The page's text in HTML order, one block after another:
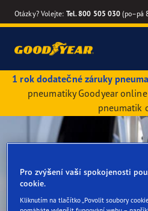
Otázky? Volejte: Tel. 800 505 030 (po–pá
1 rok dodatečné záruky
pneumatiky Goodyear
pneumatik
Pro zvýšení vaší spokojenosti
cookie.
Kliknutím na tlačítko „Povolit soubory